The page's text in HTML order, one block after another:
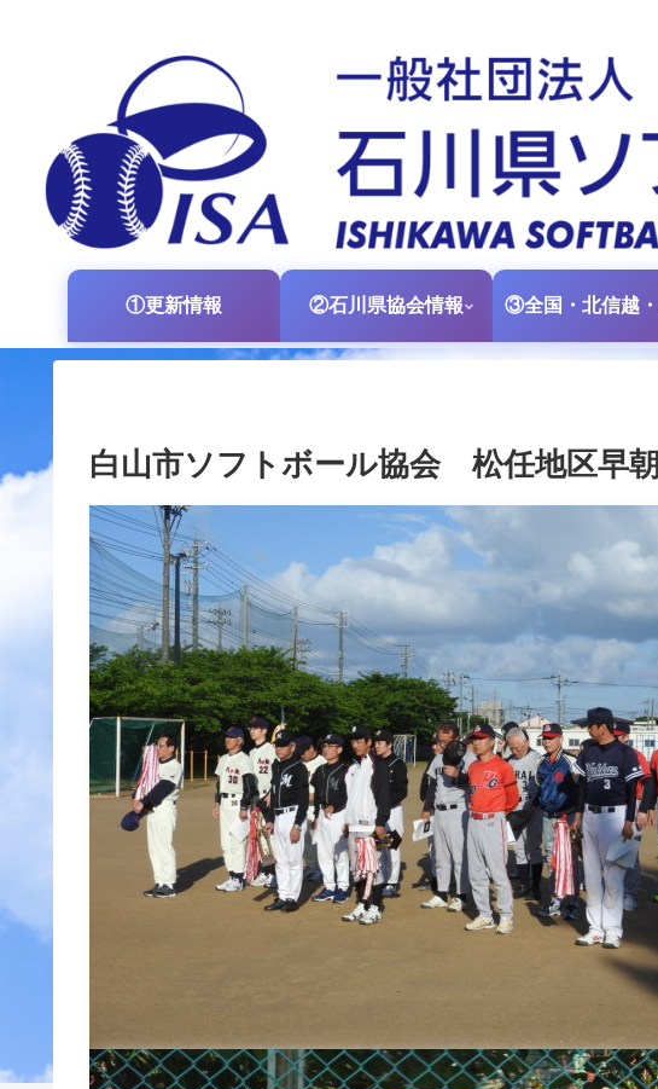
①更新情報 ②石川県協会情報
白山市ソフトボール協会 松任地区早